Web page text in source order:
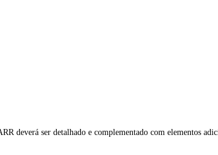
deverá ser detalhado e complementado com elementos